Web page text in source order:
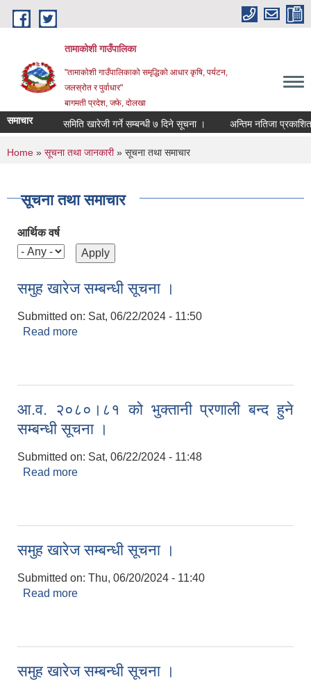
Skip to main content
तामाकोशी गाउँपालिका
"तामाकोशी गाउँपालिकाको समृद्धिको आधार कृषि, पर्यटन,
जलस्रोत र पुर्वाधार"
बागमती प्रदेश, जफे, दोलखा
समाचार समिति खारेजी गर्ने सम्बन्धी ७ दिने सूचना । अन्तिम नतिजा प्रकाशित
You are here
Home » सूचना तथा जानकारी» सूचना तथा समाचार
सूचना तथा समाचार
आर्थिक वर्ष
समुह खारेज सम्बन्धी सूचना ।
Submitted on: Sat, 06/22/2024 - 11:50
Read more
आ.व. २०८०।८१ को भुक्तानी प्रणाली बन्द हुने
सम्बन्धी सूचना ।
Submitted on: Sat, 06/22/2024 - 11:48
Read more
समुह खारेज सम्बन्धी सूचना ।
Submitted on: Thu, 06/20/2024 - 11:40
Read more
समुह खारेज सम्बन्धी सूचना ।